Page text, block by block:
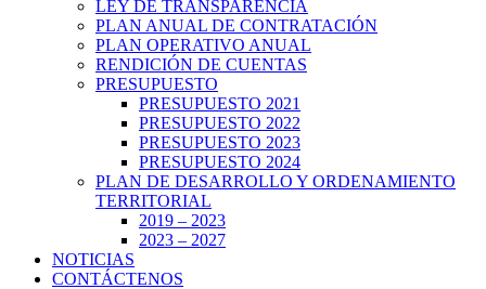
LEY DE TRANSPARENCIA
PLAN ANUAL DE CONTRATACIÓN
PLAN OPERATIVO ANUAL
RENDICIÓN DE CUENTAS
PRESUPUESTO
PRESUPUESTO 2021
PRESUPUESTO 2022
PRESUPUESTO 2023
PRESUPUESTO 2024
PLAN DE DESARROLLO Y ORDENAMIENTO
TERRITORIAL
2019 – 2023
2023 – 2027
NOTICIAS
CONTÁCTENOS